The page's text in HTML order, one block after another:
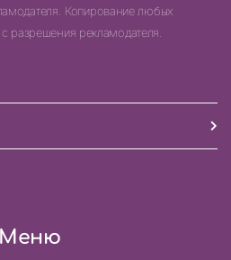
Копирование любых
разрешения рекламодателя.
Меню